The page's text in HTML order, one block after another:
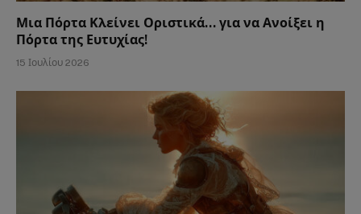
Μια Πόρτα Κλείνει Οριστικά… για να Ανοίξει η
Πόρτα της Ευτυχίας!
15 Ιουλίου 2026